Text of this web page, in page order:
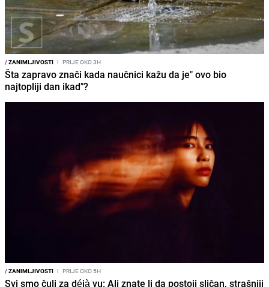
/ZANIMLJIVOSTI I PRIJE OKO 3H
Šta zapravo znači kada naučnici kažu da je" ovo bio
najtopliji dan ikad"?
/ZANIMLJIVOSTI I PRIJE OKO 5H
Svi smo čuli za déjà vu: Ali znate li da postoji sličan, strašniji